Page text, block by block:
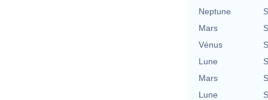
Neptune
Mars
Vénus
Lune
Mars
Lune